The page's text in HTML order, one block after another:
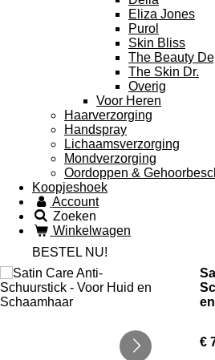
Eliza Jones
Purol
Skin Bliss
The Beauty
The Skin Dr.
Overig
Voor Heren
Haarverzorging
Handspray
Lichaamsverzorging
Mondverzorging
Oordoppen &
Koopjeshoek
Account
Zoeken
Winkelwagen
BESTEL NU!
€